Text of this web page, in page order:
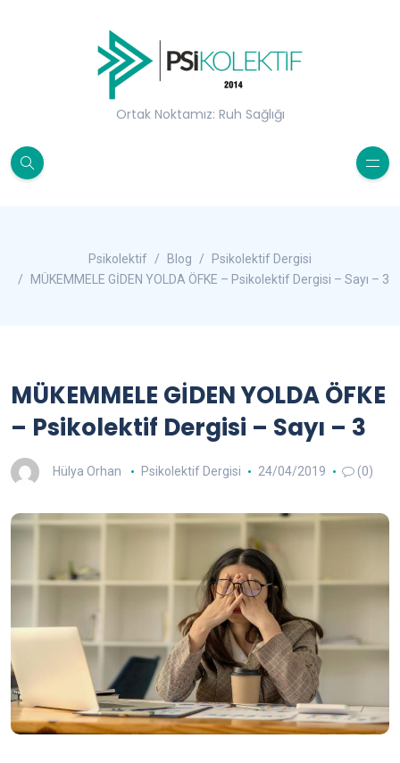
Ortak Noktamız: Ruh Sağlığı
Psikolektif Blog
Psikolektif Dergisi
MÜKEMMELE GİDEN YOLDA ÖFKE – Psikolektif Dergisi – Sayı – 3
MÜKEMMELE GİDEN YOLDA ÖFKE
– Psikolektif Dergisi – Sayı – 3
Hülya Orhan Psikolektif Dergisi 24/04/2019 (0)